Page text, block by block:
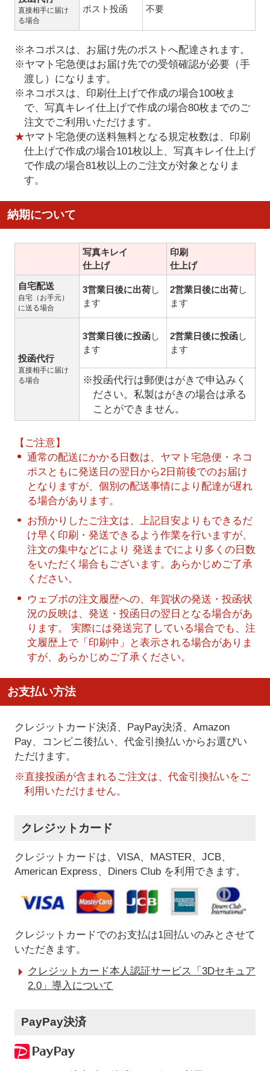
直接相手に届け
る場合
ポスト投函 不要
※ネコポスは、お届け先のポストへ配達されます。
※ヤマト宅急便はお届け先での受領確認が必要（手
渡し）になります。
※ネコポスは、印刷仕上げで作成の場合100枚ま
で、写真キレイ仕上げで作成の場合80枚までのご
注文でご利用いただけます。
★ヤマト宅急便の送料無料となる規定枚数は、印刷
仕上げで作成の場合101枚以上、写真キレイ仕上げ
で作成の場合81枚以上のご注文が対象となりま
す。
納期について
写真キレイ
仕上げ
印刷
仕上げ
自宅配送
自宅（お手元）
に送る場合
3営業日後に出荷し
ます
2営業日後に出荷し
ます
投函代行
直接相手に届け
る場合
3営業日後に投函し
ます
2営業日後に投函し
ます
※投函代行は郵便はがきで申込みく
ださい。私製はがきの場合は承る
ことができません。
【ご注意】
通常の配送にかかる日数は、ヤマト宅急便・ネコ
ポスともに発送日の翌日から2日前後でのお届け
となりますが、個別の配送事情により配達が遅れ
る場合があります。
お預かりしたご注文は、上記目安よりもできるだ
け早く印刷・発送できるよう作業を行いますが、
注文の集中などにより 発送までにより多くの日数
をいただく場合もございます。あらかじめご了承
ください。
ウェブポの注文履歴への、年賀状の発送・投函状
況の反映は、発送・投函日の翌日となる場合があ
ります。 実際には発送完了している場合でも、注
文履歴上で「印刷中」と表示される場合がありま
すが、あらかじめご了承ください。
お支払い方法
クレジットカード決済、PayPay決済、Amazon
Pay、コンビニ後払い、代金引換払いからお選びい
ただけます。
※直接投函が含まれるご注文は、代金引換払いをご
利用いただけません。
クレジットカード
クレジットカードは、VISA、MASTER、JCB、
American Express、Diners Club を利用できます。
クレジットカードでのお支払は1回払いのみとさせて
いただきます。
クレジットカード本人認証サービス「3Dセキュア
2.0」導入について
PayPay決済